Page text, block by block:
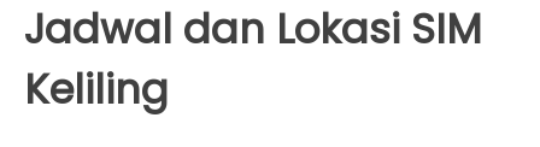
Jadwal dan Lokasi SIM
Keliling